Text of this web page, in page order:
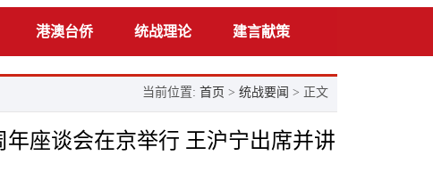
港澳台侨 统战理论 建言献策
当前位置: 首页 > 统战要闻 > 正文
年座谈会在京举行 王沪宁出席并讲